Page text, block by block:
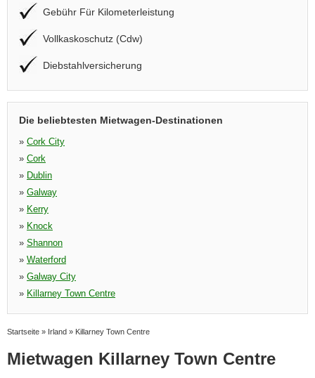
Gebühr Für Kilometerleistung
Vollkaskoschutz (Cdw)
Diebstahlversicherung
Die beliebtesten Mietwagen-Destinationen
» Cork City
» Cork
» Dublin
» Galway
» Kerry
» Knock
» Shannon
» Waterford
» Galway City
» Killarney Town Centre
Startseite » Irland » Killarney Town Centre
Mietwagen Killarney Town Centre